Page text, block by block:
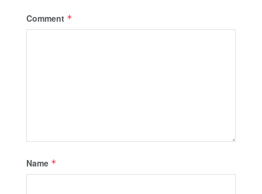
Comment *
Name *